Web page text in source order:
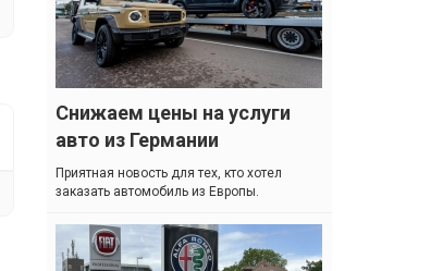
Снижаем цены на услуги
авто из Германии
Приятная новость для тех, кто хотел
заказать автомобиль из Европы.